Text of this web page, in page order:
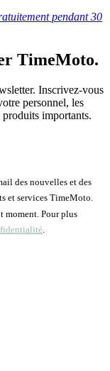
pendant 30
TimeMoto.
Inscrivez-vous
personnel, les
produits importants.
des nouvelles et des
et services TimeMoto.
moment. Pour plus